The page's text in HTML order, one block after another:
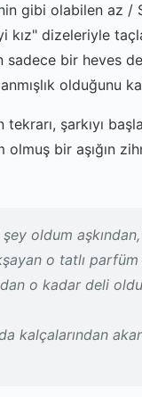
gibi olabilen az /
kız" dizeleriyle
sadece bir heves
olduğunu
tekrarı, şarkıyı
olmuş bir aşığın
oldum
o tatlı
o kadar deli
kalçalarından